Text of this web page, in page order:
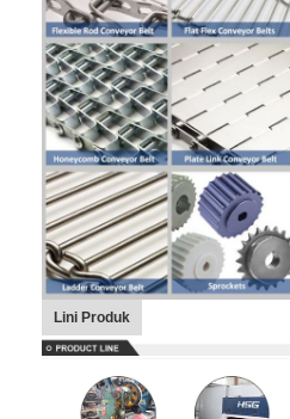
Sabuk Jaring Rantai
Sabuk Pembeku Spiral
Sabuk Konveyor Oven
Lini Produk